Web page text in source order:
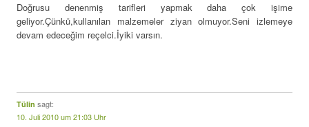
Doğrusu denenmiş tarifleri yapmak daha çok işime
geliyor.Çünkü,kullanılan malzemeler ziyan olmuyor.Seni izlemeye
devam edeceğim reçelci.İyiki varsın.
Tülin sagt:
10. Juli 2010 um 21:03 Uhr